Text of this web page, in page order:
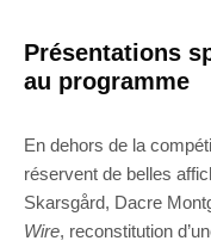
Présentations
au programme
En dehors de la
réservent de belles
Skarsgård, Dacre
Wire, reconstitution